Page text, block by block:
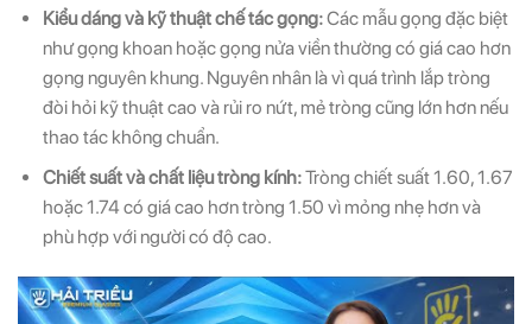
Kiểu dáng và kỹ thuật chế tác gọng:Các mẫu gọng đặc biệt
như gọng khoan hoặc gọng nửa viền thường có giá cao hơn
gọng nguyên khung. Nguyên nhân là vì quá trình lắp tròng
đòi hỏi kỹ thuật cao và rủi ro nứt, mẻ tròng cũng lớn hơn nếu
thao tác không chuẩn.
Chiết suất và chất liệu tròng kính:Tròng chiết suất 1.60, 1.67
hoặc 1.74 có giá cao hơn tròng 1.50 vì mỏng nhẹ hơn và
phù hợp với người có độ cao.